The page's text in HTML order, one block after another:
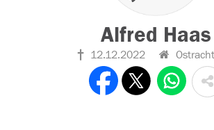
Alfred Haas
12.12.2022